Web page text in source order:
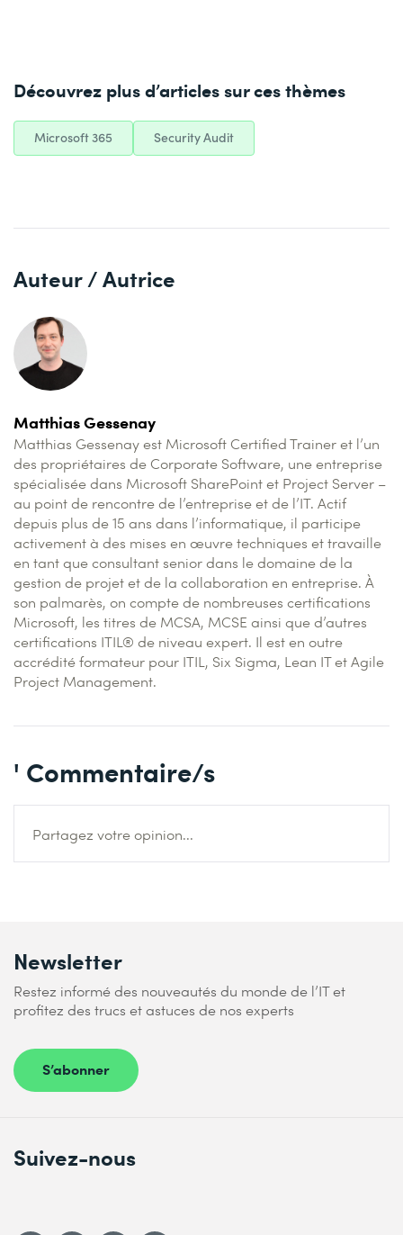
Découvrez plus d’articles sur ces thèmes
Microsoft 365 Security Audit
Auteur / Autrice
Matthias Gessenay
Matthias Gessenay est Microsoft Certified Trainer et l’un
des propriétaires de Corporate Software, une entreprise
spécialisée dans Microsoft SharePoint et Project Server –
au point de rencontre de l’entreprise et de l’IT. Actif
depuis plus de 15 ans dans l’informatique, il participe
activement à des mises en œuvre techniques et travaille
en tant que consultant senior dans le domaine de la
gestion de projet et de la collaboration en entreprise. À
son palmarès, on compte de nombreuses certifications
Microsoft, les titres de MCSA, MCSE ainsi que d’autres
certifications ITIL® de niveau expert. Il est en outre
accrédité formateur pour ITIL, Six Sigma, Lean IT et Agile
Project Management.
' Commentaire/s
Partagez votre opinion...
Newsletter
Restez informé des nouveautés du monde de l’IT et
profitez des trucs et astuces de nos experts
S’abonner
Suivez-nous